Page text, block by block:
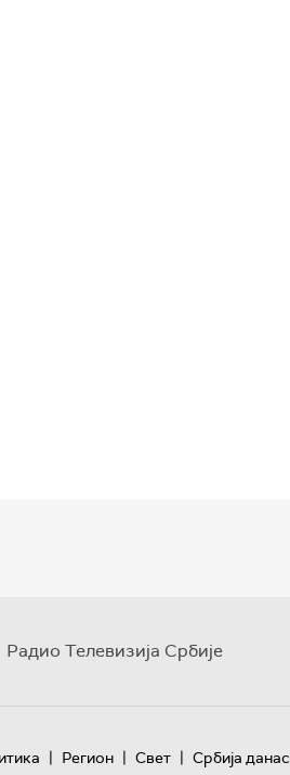
Радио Телевизија Србије
| Регион | Свет | Србија данас